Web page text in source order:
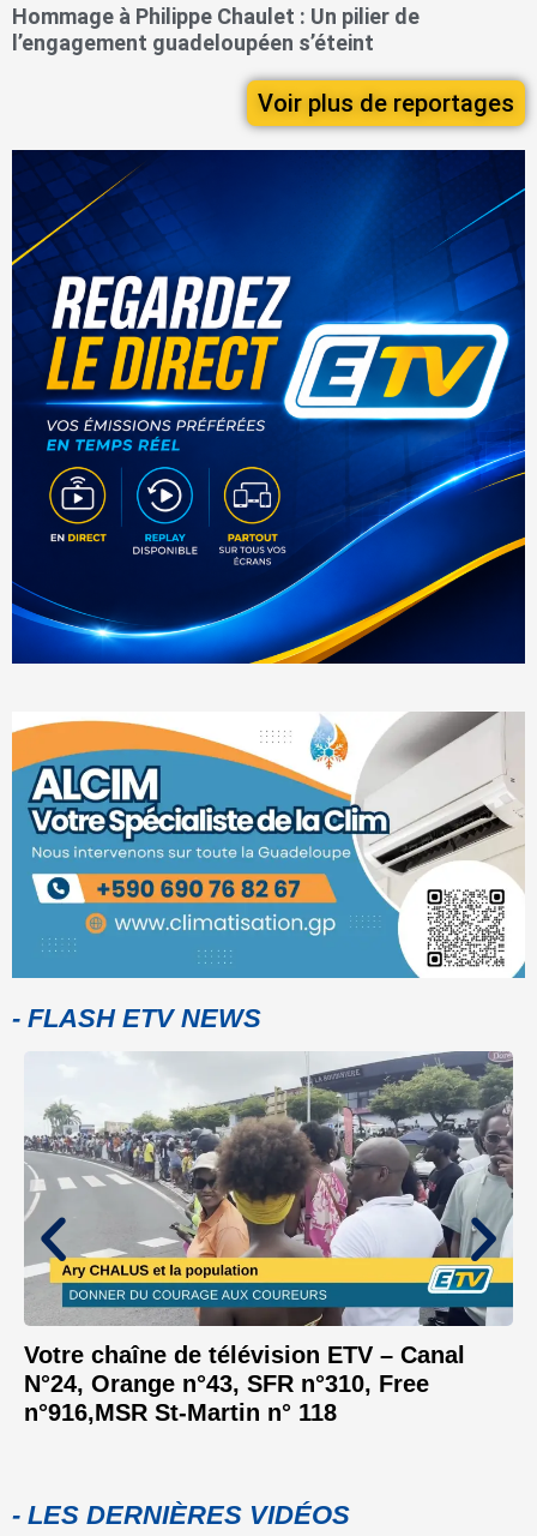
Hommage à Philippe Chaulet : Un pilier de
l’engagement guadeloupéen s’éteint
Voir plus de reportages
- FLASH ETV NEWS
Votre chaîne de télévision ETV – Canal
N°24, Orange n°43, SFR n°310, Free
n°916,MSR St-Martin n° 118
- LES DERNIÈRES VIDÉOS